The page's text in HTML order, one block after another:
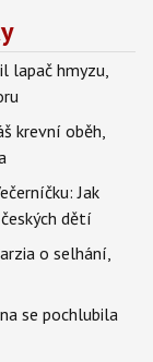
lapač hmyzu,
krevní oběh,
Jak
dětí
o selhání,
se pochlubila